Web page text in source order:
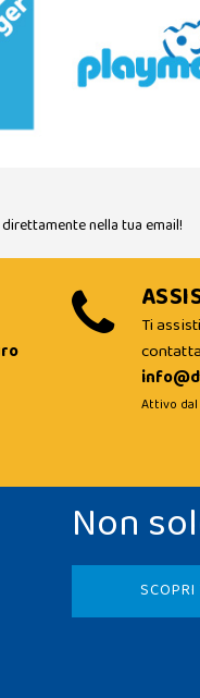
direttamente nella tua email!
Ti
Attivo dal
Non